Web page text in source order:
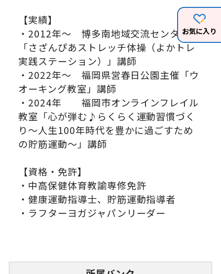
お気に入り
【実績】
・2012年～ 博多南地域交流センター
「さざんぴあストレッチ体操（よかトレ
実践ステーション）」講師
・2022年～ 福岡県営春日公園主催「ウ
オーキング教室」講師
・2024年 福岡市オンラインフレイル
教室「心が弾む♪らくらく運動習慣づく
り～人生100年時代を豊かに過ごすため
の貯筋運動～」講師
【資格・免許】
・中高保健体育教諭専修免許
・健康運動指導士、貯筋運動指導者
・ラフターヨガジャパンリーダー